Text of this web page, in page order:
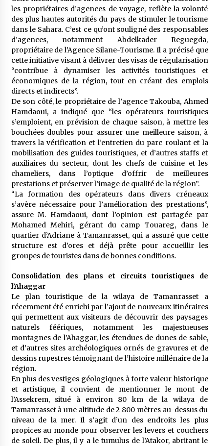
3 semaines ago
les propriétaires d’agences de voyage, reflète la volonté
des plus hautes autorités du pays de stimuler le tourisme
dans le Sahara. C’est ce qu’ont souligné des responsables
d’agences, notamment Abdelkader Reguegda,
propriétaire de l’Agence Silane-Tourisme. Il a précisé que
cette initiative visant à délivrer des visas de régularisation
“contribue à dynamiser les activités touristiques et
économiques de la région, tout en créant des emplois
directs et indirects”.
De son côté, le propriétaire de l’agence Takouba, Ahmed
Hamdaoui, a indiqué que “les opérateurs touristiques
s’emploient, en prévision de chaque saison, à mettre les
bouchées doubles pour assurer une meilleure saison, à
travers la vérification et l’entretien du parc roulant et la
mobilisation des guides touristiques, et d’autres staffs et
auxiliaires du secteur, dont les chefs de cuisine et les
chameliers, dans l’optique d’offrir de meilleures
prestations et préserver l’image de qualité de la région”.
“La formation des opérateurs dans divers créneaux
s’avère nécessaire pour l’amélioration des prestations”,
assure M. Hamdaoui, dont l’opinion est partagée par
Mohamed Mehiri, gérant du camp Touareg, dans le
quartier d’Adriane à Tamanrasset, qui a assuré que cette
structure est d’ores et déjà prête pour accueillir les
groupes de touristes dans de bonnes conditions.
Consolidation des plans et circuits touristiques de
l’Ahaggar
Le plan touristique de la wilaya de Tamanrasset a
récemment été enrichi par l’ajout de nouveaux itinéraires
qui permettent aux visiteurs de découvrir des paysages
naturels féériques, notamment les majestueuses
montagnes de l’Ahaggar, les étendues de dunes de sable,
et d’autres sites archéologiques ornés de gravures et de
dessins rupestres témoignant de l’histoire millénaire de la
région.
En plus des vestiges géologiques à forte valeur historique
et artistique, il convient de mentionner le mont de
l’Assekrem, situé à environ 80 km de la wilaya de
Tamanrasset à une altitude de 2 800 mètres au-dessus du
niveau de la mer. Il s’agit d’un des endroits les plus
propices au monde pour observer les levers et couchers
de soleil. De plus, il y a le tumulus de l’Atakor, abritant le